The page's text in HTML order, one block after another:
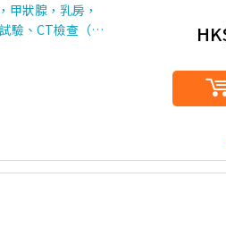
甲狀腺，乳房，
驗、CT檢查（…